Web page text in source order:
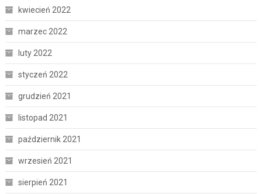
kwiecień 2022
marzec 2022
luty 2022
styczeń 2022
grudzień 2021
listopad 2021
październik 2021
wrzesień 2021
sierpień 2021